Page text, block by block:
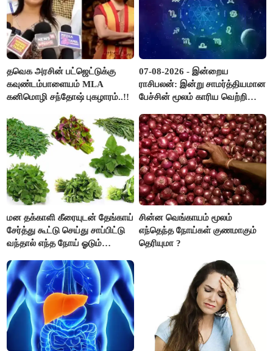
தவெக அரசின் பட்ஜெட்டுக்கு
கவுண்டம்பாளையம் MLA
கனிமொழி சந்தோஷ் புகழாரம்..!!
07-08-2026 - இன்றைய
ராசிபலன்: இன்று சாமர்த்தியமான
பேச்சின் மூலம் காரிய வெற்றி
பொறுப்புகளை ஒப்படைப்பதில்
கவனம் தேவை..!
மன தக்காளி கீரையுடன் தேங்காய்
சேர்த்து கூட்டு செய்து சாப்பிட்டு
வந்தால் எந்த நோய் ஓடும்
சின்ன வெங்காயம் மூலம்
எந்தெந்த நோய்கள் குணமாகும்
தெரியுமா ?